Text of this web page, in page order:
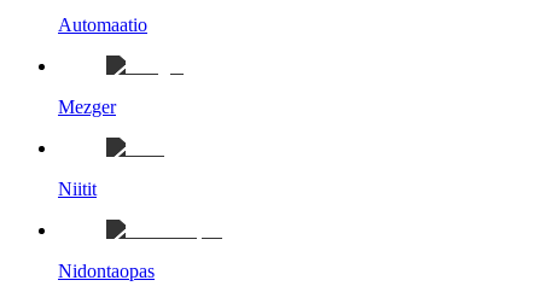
Automaatio
Mezger
Niitit
Nidontaopas